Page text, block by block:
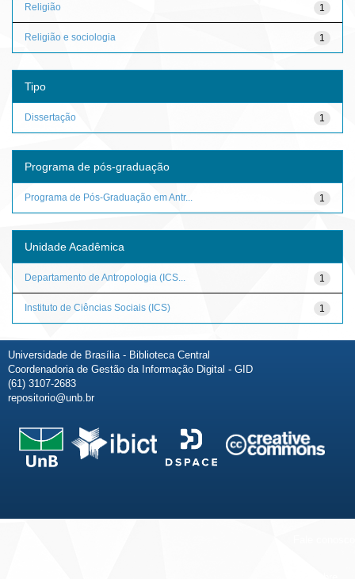
1
Religião
1
Religião e sociologia
Tipo
1
Dissertação
Programa de pós-graduação
1
Programa de Pós-Graduação em Antr...
Unidade Acadêmica
1
Departamento de Antropologia (ICS...
1
Instituto de Ciências Sociais (ICS)
Universidade de Brasília - Biblioteca Central
Coordenadoria de Gestão da Informação Digital - GID
(61) 3107-2683
repositorio@unb.br